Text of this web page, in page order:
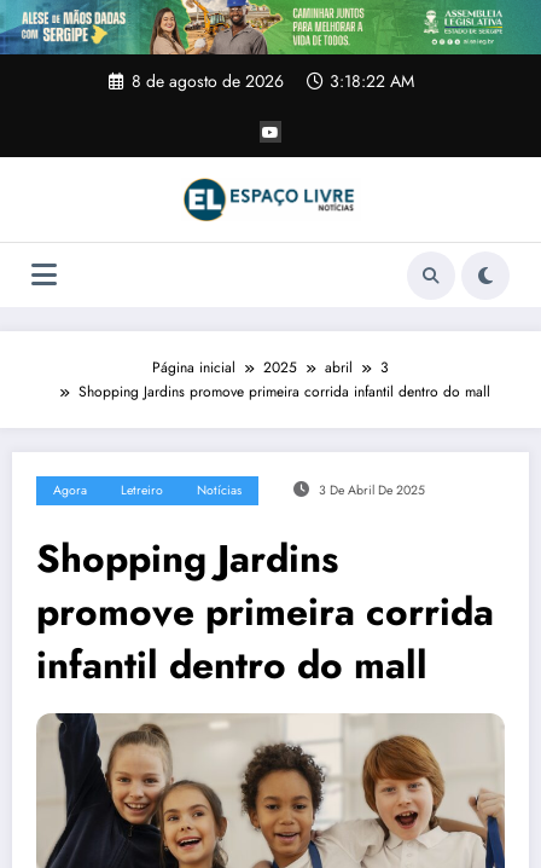
Pular
para
o
8 de agosto de 2026 3:18:23 AM
Página inicial 2025 abril
3
Shopping Jardins promove primeira corrida infantil dentro do mall
Agora Letreiro Notícias 3 De Abril De 2025
Shopping Jardins
promove primeira corrida
infantil dentro do mall